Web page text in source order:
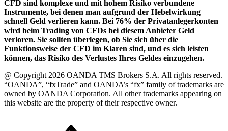
CFD sind komplexe und mit hohem Risiko verbundene
Instrumente, bei denen man aufgrund der Hebelwirkung
schnell Geld verlieren kann. Bei 76% der Privatanlegerkonten
wird beim Trading von CFDs bei diesem Anbieter Geld
verloren. Sie sollten überlegen, ob Sie sich über die
Funktionsweise der CFD im Klaren sind, und es sich leisten
können, das Risiko des Verlustes Ihres Geldes einzugehen.
@ Copyright 2026 OANDA TMS Brokers S.A. All rights reserved.
“OANDA”, “fxTrade” and OANDA’s “fx” family of trademarks are
owned by OANDA Corporation. All other trademarks appearing on
this website are the property of their respective owner.